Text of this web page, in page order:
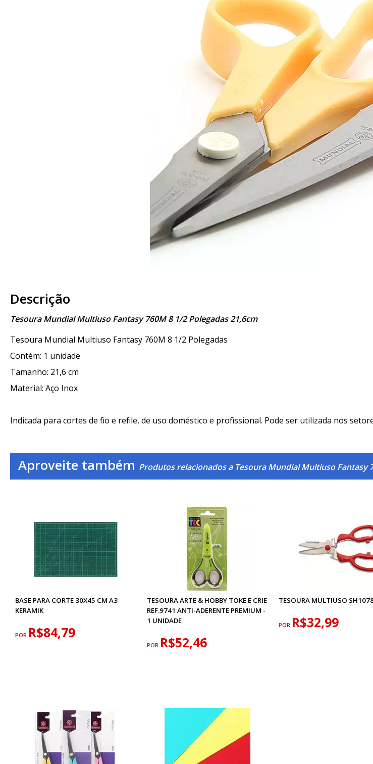
Descrição
Tesoura Mundial Multiuso Fantasy 760M 8 1/2 Polegadas 21,6cm
Tesoura Mundial Multiuso Fantasy 760M 8 1/2 Polegadas
Contém: 1 unidade
Tamanho: 21,6 cm
Material: Aço Inox
Indicada para cortes de fio e refile, de uso doméstico e profissional. Pode ser utilizada nos
Aproveite também Produtos relacionados a Tesoura Mundial Multiuso Fantasy
BASE PARA CORTE 30X45 CM A3
KERAMIK
POR R$84,79
TESOURA ARTE & HOBBY TOKE E CRIE
REF.9741 ANTI-ADERENTE PREMIUM -
1 UNIDADE
POR R$52,46
TESOURA MULTIUSO
POR R$32,99